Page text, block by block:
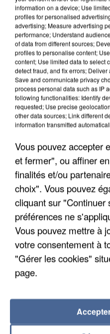
APRÈS TOUTES CES
DE FAUNE SAUVAGE
L’UN DES
MAFIA INTERPELLÉ EN
information on a device; Use
profiles for personalised
advertising; Measure advertising
performance; Understand
of data from different sources;
profiles to personalise content;
content; Use limited data to select
detect fraud, and fix errors;
Save and communicate privacy
process personal data such as IP
following functionalities: Identify
requested; Use precise
other data sources; Link different
information transmitted
Vous pouvez accepter
et fermer", ou affiner
finalités et/ou
choix". Vous pouvez
cliquant sur "Continuer
préférences ne
Vous pouvez mettre à
votre consentement à
"Gérer les cookies"
page.